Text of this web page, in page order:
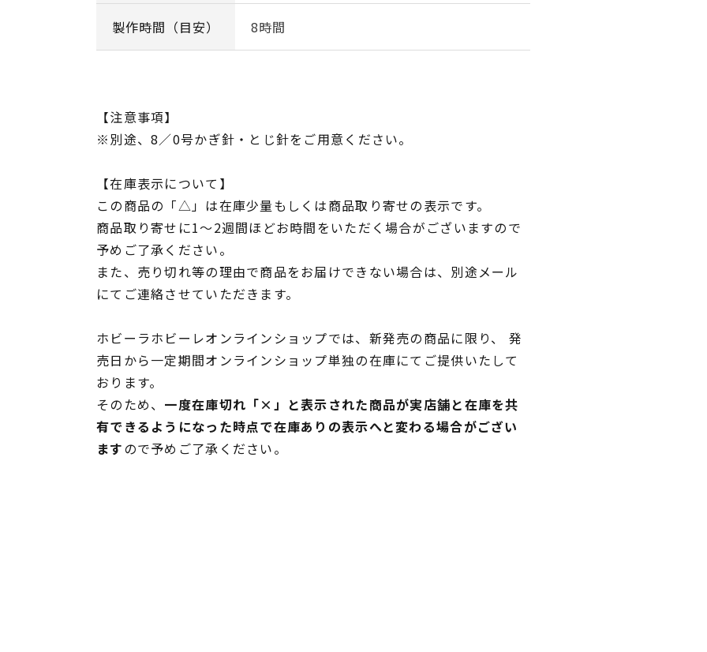
製作時間（目安） 8時間
【注意事項】
※別途、8／0号かぎ針・とじ針をご用意ください。
【在庫表示について】
この商品の「△」は在庫少量もしくは商品取り寄せの表示です。
商品取り寄せに1～2週間ほどお時間をいただく場合がございますので
予めご了承ください。
また、売り切れ等の理由で商品をお届けできない場合は、別途メール
にてご連絡させていただきます。
ホビーラホビーレオンラインショップでは、新発売の商品に限り、 発
売日から一定期間オンラインショップ単独の在庫にてご提供いたして
おります。
そのため、 一度在庫切れ「×」と表示された商品が実店舗と在庫を共
有できるようになった時点で在庫ありの表示へと変わる場合がござい
ますので予めご了承ください。